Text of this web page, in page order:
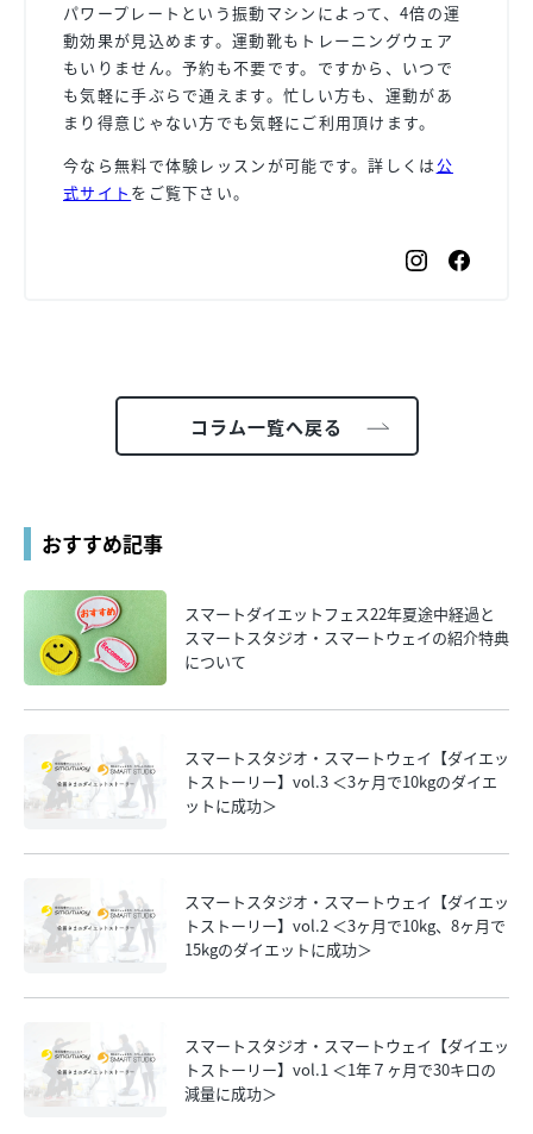
パワープレートという振動マシンによって、4倍の運
動効果が見込めます。運動靴もトレーニングウェア
もいりません。予約も不要です。ですから、いつで
も気軽に手ぶらで通えます。忙しい方も、運動があ
まり得意じゃない方でも気軽にご利用頂けます。
今なら無料で体験レッスンが可能です。詳しくは公
式サイト をご覧下さい。
コラム一覧へ戻る
おすすめ記事
スマートダイエットフェス22年夏途中経過と
スマートスタジオ・スマートウェイの紹介特典
について
スマートスタジオ・スマートウェイ【ダイエッ
トストーリー】vol.3 ＜3ヶ月で10kgのダイエ
ットに成功＞
スマートスタジオ・スマートウェイ【ダイエッ
トストーリー】vol.2 ＜3ヶ月で10kg、8ヶ月で
15kgのダイエットに成功＞
スマートスタジオ・スマートウェイ【ダイエッ
トストーリー】vol.1 ＜1年７ヶ月で30キロの
減量に成功＞